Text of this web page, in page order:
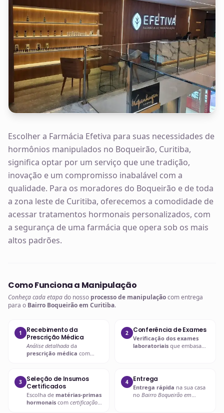
Escolher a Farmácia Efetiva para suas necessidades de
hormônios manipulados no Boqueirão, Curitiba,
significa optar por um serviço que une tradição,
inovação e um compromisso inabalável com a
qualidade. Para os moradores do Boqueirão e de toda
a zona leste de Curitiba, oferecemos a comodidade de
acessar tratamentos hormonais personalizados, com
a segurança de uma farmácia que opera sob os mais
altos padrões.
Como Funciona a Manipulação
Conheça cada etapado nosso processo de manipulaçãocom entrega
para o Bairro Boqueirão em Curitiba.
1
Recebimento da
Prescrição Médica
Análise detalhada da
prescrição médica com
2 Conferência de Exames
Verificação dos exames
laboratoriais que embasam
3
Seleção de Insumos
Certificados
Escolha de matérias-primas
hormonais com certificação
4 Entrega
Entrega rápida na sua casa
no Bairro Boqueirão em